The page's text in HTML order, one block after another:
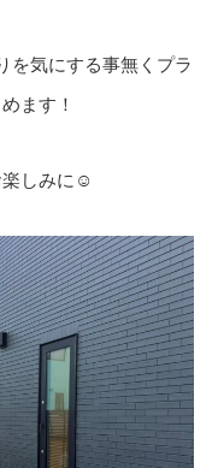
を気にする事無くプラ
ます！
楽しみに☺